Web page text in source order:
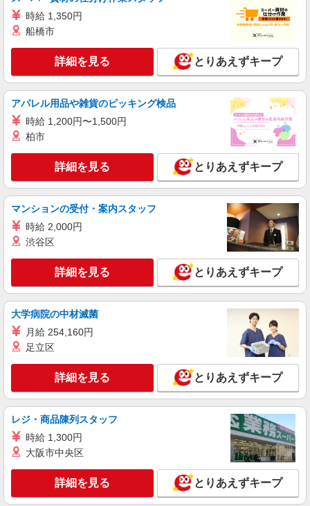
人気機種に詳しくなれる携帯販売
残業代支給 ★交通費別途支給（規定あり） ゜
+゜・。○。・゜+゜・。○。・゜+゜ 入社祝い金10
万円支給(規定有) お友達を紹介頂くと, インセンテ
ィブ支給(規定有) ★月2回払い・週払い可能（規程
有）★ ゜・。○。・゜+゜・。○。・゜+゜
福岡県福岡市西区の家電量販店
キープ 詳細を見る
派遣社員
携帯販売スタッフ【softbank】
時給1400円〜1450円（経験・能力による） ※
残業代支給 ★交通費別途支給（規定あり） ゜
+゜・。○。・゜+゜・。○。・゜+゜ 入社祝い金10
有）★ ゜・。○。・゜+゜・。○。・゜+゜
福岡県福岡市西区の家電量販店
詳細を見る
紹介予定派遣
株式会社シエロ
【softbank】人気機種に詳しくなれる携帯販
売
大卒：月給240000円〜 短大卒：月給
230000円〜 高卒・専門卒：月給220000円〜 その
他・交通費当社規定・達成手当・役職手当・アド
バイザー手当・その他手当有・賞与年2回 ※残業
代支給 ゜+゜・。○。・゜+゜・。○。・゜+゜ 入
社祝い金10万円支給(規定有) お友達を紹介頂くと,
インセンティブ支給(規定有) ゜・。○。・゜
+゜・。○。・゜+゜
福岡県福岡市西区のsoftbankショップ
キープ 詳細を見る
派遣社員 紹介予定派遣
株式会社シエロ
【softbank】人気機種に詳しくなれる携帯販
売
月給210000円〜400000円（経験・能力によ
る） ※残業代支給 ★交通費別途支給（規定あり）
時給 1,350円
船橋市
詳細を見る とりあえずキープ
アパレル用品や雑貨のピッキング検品
時給 1,200円〜1,500円
柏市
詳細を見る とりあえずキープ
マンションの受付・案内スタッフ
時給 2,000円
渋谷区
詳細を見る とりあえずキープ
大学病院の中材滅菌
月給 254,160円
足立区
詳細を見る とりあえずキープ
レジ・商品陳列スタッフ
時給 1,300円
大阪市中央区
詳細を見る とりあえずキープ